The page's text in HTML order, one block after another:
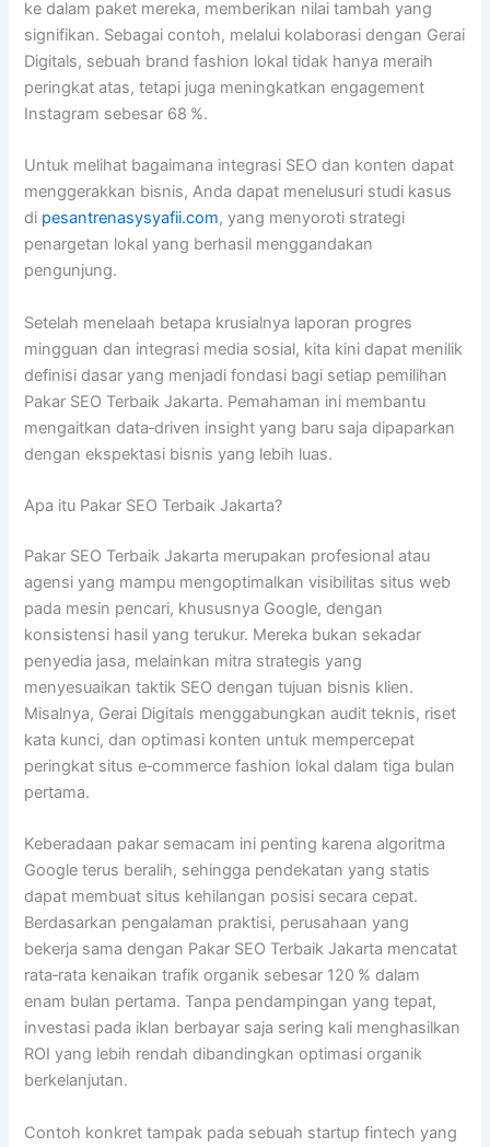
ke dalam paket mereka, memberikan nilai tambah yang
signifikan. Sebagai contoh, melalui kolaborasi dengan Gerai
Digitals, sebuah brand fashion lokal tidak hanya meraih
peringkat atas, tetapi juga meningkatkan engagement
Instagram sebesar 68 %.
Untuk melihat bagaimana integrasi SEO dan konten dapat
menggerakkan bisnis, Anda dapat menelusuri studi kasus
di pesantrenasysyafii.com, yang menyoroti strategi
penargetan lokal yang berhasil menggandakan
pengunjung.
Setelah menelaah betapa krusialnya laporan progres
mingguan dan integrasi media sosial, kita kini dapat menilik
definisi dasar yang menjadi fondasi bagi setiap pemilihan
Pakar SEO Terbaik Jakarta. Pemahaman ini membantu
mengaitkan data‑driven insight yang baru saja dipaparkan
dengan ekspektasi bisnis yang lebih luas.
Apa itu Pakar SEO Terbaik Jakarta?
Pakar SEO Terbaik Jakarta merupakan profesional atau
agensi yang mampu mengoptimalkan visibilitas situs web
pada mesin pencari, khususnya Google, dengan
konsistensi hasil yang terukur. Mereka bukan sekadar
penyedia jasa, melainkan mitra strategis yang
menyesuaikan taktik SEO dengan tujuan bisnis klien.
Misalnya, Gerai Digitals menggabungkan audit teknis, riset
kata kunci, dan optimasi konten untuk mempercepat
peringkat situs e‑commerce fashion lokal dalam tiga bulan
pertama.
Keberadaan pakar semacam ini penting karena algoritma
Google terus beralih, sehingga pendekatan yang statis
dapat membuat situs kehilangan posisi secara cepat.
Berdasarkan pengalaman praktisi, perusahaan yang
bekerja sama dengan Pakar SEO Terbaik Jakarta mencatat
rata‑rata kenaikan trafik organik sebesar 120 % dalam
enam bulan pertama. Tanpa pendampingan yang tepat,
investasi pada iklan berbayar saja sering kali menghasilkan
ROI yang lebih rendah dibandingkan optimasi organik
berkelanjutan.
Contoh konkret tampak pada sebuah startup fintech yang